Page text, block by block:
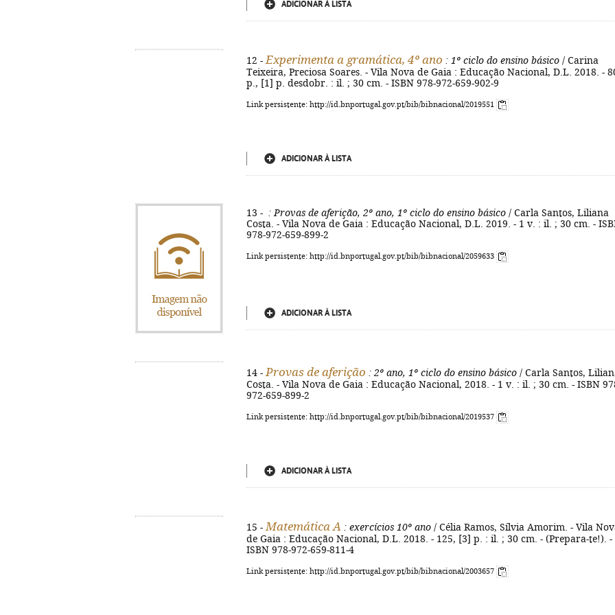
ADICIONAR À LISTA
12 - Experimenta a gramática, 4º ano : 1º ciclo do ensino básico / Carina
Teixeira, Preciosa Soares. - Vila Nova de Gaia : Educação Nacional, D.L. 2018. -
p., [1] p. desdobr. : il. ; 30 cm. - ISBN 978-972-659-902-9
Link persistente: http://id.bnportugal.gov.pt/bib/bibnacional/2019551
ADICIONAR À LISTA
13 - : Provas de aferição, 2º ano, 1º ciclo do ensino básico / Carla Santos, Liliana
Costa. - Vila Nova de Gaia : Educação Nacional, D.L. 2019. - 1 v. : il. ; 30 cm. -
978-972-659-899-2
Link persistente: http://id.bnportugal.gov.pt/bib/bibnacional/2059633
ADICIONAR À LISTA
14 - Provas de aferição : 2º ano, 1º ciclo do ensino básico / Carla Santos,
Costa. - Vila Nova de Gaia : Educação Nacional, 2018. - 1 v. : il. ; 30 cm. - ISBN
972-659-899-2
Link persistente: http://id.bnportugal.gov.pt/bib/bibnacional/2019537
ADICIONAR À LISTA
15 - Matemática A : exercícios 10º ano / Célia Ramos, Sílvia Amorim. - Vila
de Gaia : Educação Nacional, D.L. 2018. - 125, [3] p. : il. ; 30 cm. - (Prepara-te!). -
ISBN 978-972-659-811-4
Link persistente: http://id.bnportugal.gov.pt/bib/bibnacional/2003657